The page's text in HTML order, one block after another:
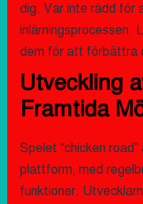
dig. Var inte rädd för
inlärningsprocessen.
dem för att förbättra
Utveckling
Framtida
Spelet “chicken
plattform, med
funktioner.